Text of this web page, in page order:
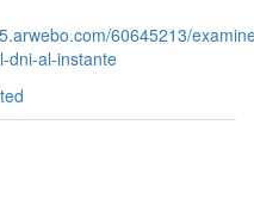
60645213/
dni-al-instante